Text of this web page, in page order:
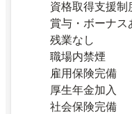
資格取得支援制
賞与・ボーナス
残業なし
職場内禁煙
雇用保険完備
厚生年金加入
社会保険完備